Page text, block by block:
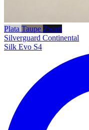
Plata Taupe Zwart
Silverguard Continental
Silk Evo S4